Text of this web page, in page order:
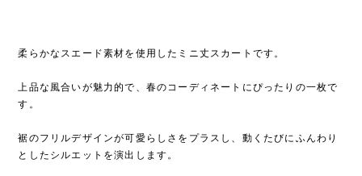
柔らかなスエード素材を使用したミニ丈スカートです。
上品な風合いが魅力的で、春のコーディネートにぴったりの一枚で
す。
裾のフリルデザインが可愛らしさをプラスし、動くたびにふんわり
としたシルエットを演出します。